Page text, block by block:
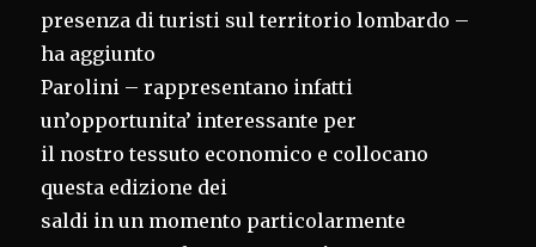
presenza di turisti sul territorio lombardo –
ha aggiunto
Parolini – rappresentano infatti
un’opportunita’ interessante per
il nostro tessuto economico e collocano
questa edizione dei
saldi in un momento particolarmente